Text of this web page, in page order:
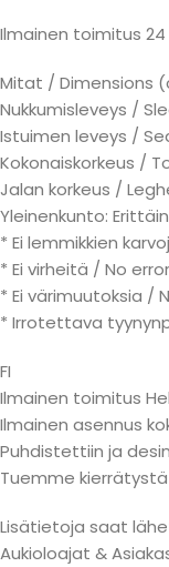
Ilmainen toimitus
Mitat / Dimensions
Nukkumisleveys /
Istuimen leveys /
Kokonaiskorkeus /
Jalan korkeus /
Yleinenkunto:
* Ei lemmikkien
* Ei virheitä / No error
* Ei värimuutoksia /
* Irrotettava
FI
Ilmainen toimitus
Ilmainen asennus
Puhdistettiin ja
Tuemme kierrätystä
Lisätietoja saat
Aukioloajat &